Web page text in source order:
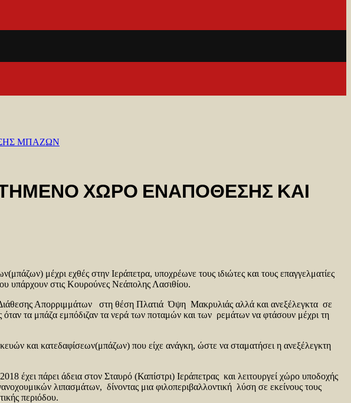
ΜΠΑΖΩΝ
ΧΩΡΟ ΕΝΑΠΟΘΕΣΗΣ ΚΑΙ
μέχρι εχθές στην Ιεράπετρα, υποχρέωνε τους ιδιώτες και τους επαγγελματίες
υπάρχουν στις Κουρούνες Νεάπολης Λασιθίου.
Διάθεσης Απορριμμάτων στη θέση Πλατιά Όψη Μακρυλιάς αλλά και ανεξέλεγκτα σε
τα μπάζα εμπόδιζαν τα νερά των ποταμών και των ρεμάτων να φτάσουν μέχρι τη
και κατεδαφίσεων(μπάζων) που είχε ανάγκη, ώστε να σταματήσει η ανεξέλεγκτη
έχει πάρει άδεια στον Σταυρό (Καπίστρι) Ιεράπετρας και λειτουργεί χώρο υποδοχής
λιπασμάτων, δίνοντας μια φιλοπεριβαλλοντική λύση σε εκείνους τους
περιόδου.